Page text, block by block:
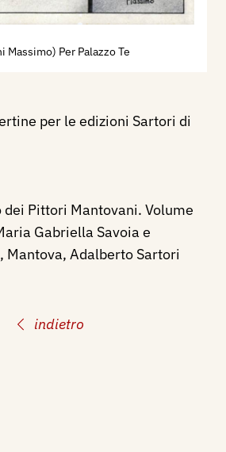
indietro
Massimo) Per Palazzo Te
per le edizioni Sartori di
Pittori Mantovani. Volume
Gabriella Savoia e
Mantova, Adalberto Sartori